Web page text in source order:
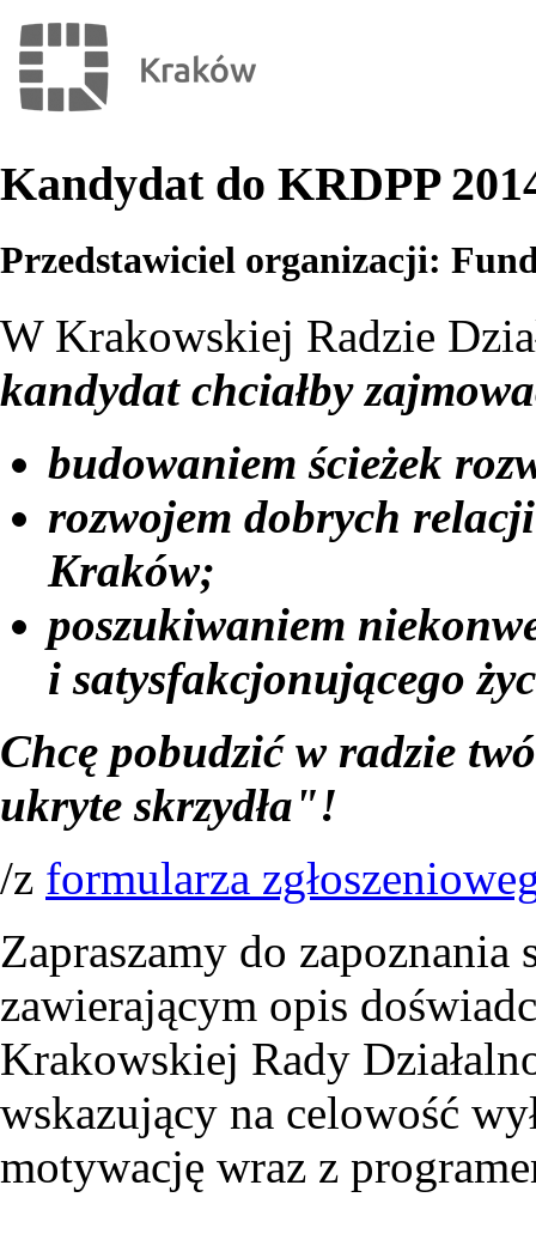
Kandydat do KRDPP
Przedstawiciel organizacji:
W Krakowskiej Radzie
kandydat chciałby
budowaniem ścieżek
rozwojem dobrych
Kraków;
poszukiwaniem
i satysfakcjonującego
Chcę pobudzić w radzie
ukryte skrzydła"!
/z formularza
Zapraszamy do
zawierającym opis
Krakowskiej Rady
wskazujący na celowość
motywację wraz z